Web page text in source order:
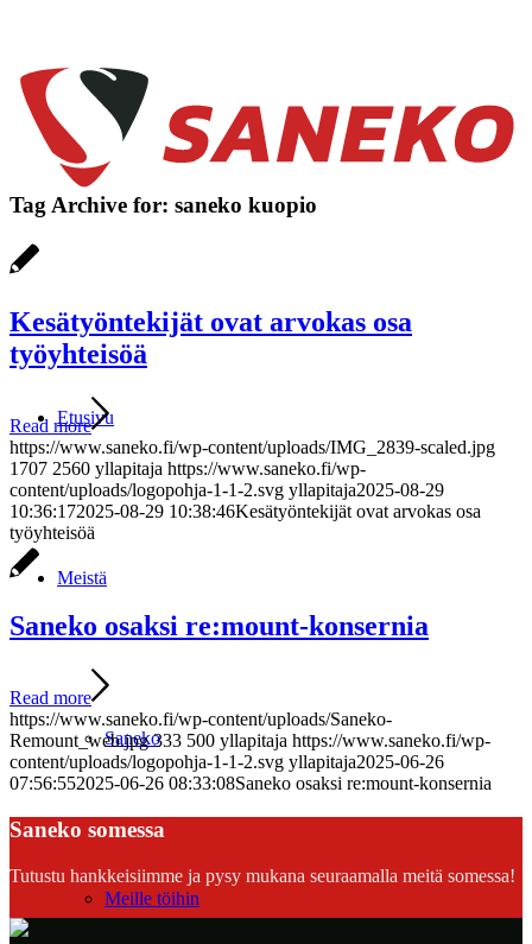
Etusivu
Meistä
Saneko
Meille töihin
Tag Archive for: saneko kuopio
Kesätyöntekijät ovat arvokas osa
työyhteisöä
Read more
https://www.saneko.fi/wp-content/uploads/IMG_2839-scaled.jpg
1707 2560 yllapitaja https://www.saneko.fi/wp-
content/uploads/logopohja-1-1-2.svg yllapitaja2025-08-29
10:36:172025-08-29 10:38:46Kesätyöntekijät ovat arvokas osa
työyhteisöä
Saneko osaksi re:mount-konsernia
Read more
https://www.saneko.fi/wp-content/uploads/Saneko-
Remount_web.jpg 333 500 yllapitaja https://www.saneko.fi/wp-
content/uploads/logopohja-1-1-2.svg yllapitaja2025-06-26
07:56:552025-06-26 08:33:08Saneko osaksi re:mount-konsernia
Saneko somessa
Tutustu hankkeisiimme ja pysy mukana seuraamalla meitä somessa!